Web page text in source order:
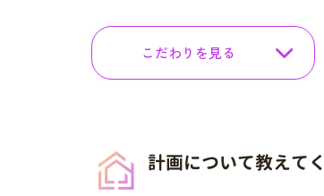
こだわりを見る
計画について教えて